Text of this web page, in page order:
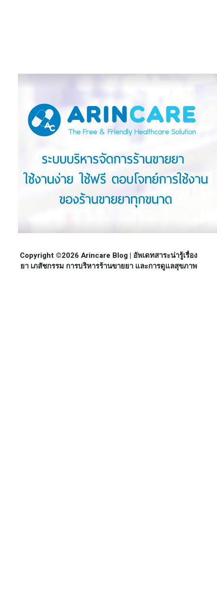
Copyright ©2026 Arincare Blog | อัพเดทสาระน่ารู้เรื่อง
ยา เภสัชกรรม การบริหารร้านขายยา และการดูแลสุขภาพ